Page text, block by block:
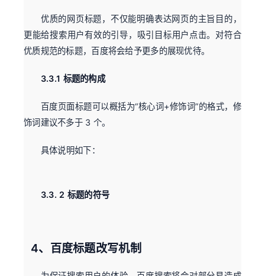
优质的网页标题，不仅能明确表达网页的主旨目的，
更能给搜索用户有效的引导，吸引目标用户点击。对符合
优质规范的标题，百度将会给予更多的展现优待。
3.3.1 标题的构成
百度页面标题可以概括为“核心词+修饰词”的格式，修
饰词建议不多于 3 个。
具体说明如下：
3.3. 2 标题的符号
4、百度标题改写机制